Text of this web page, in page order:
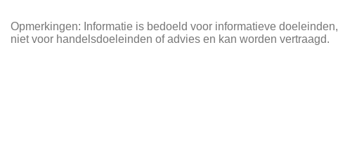
Opmerkingen: Informatie is bedoeld voor informatieve doeleinden,
niet voor handelsdoeleinden of advies en kan worden vertraagd.